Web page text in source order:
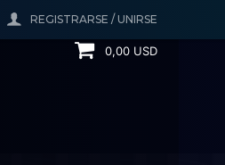
REGISTRARSE / UNIRSE
0,00 USD